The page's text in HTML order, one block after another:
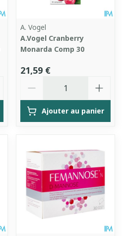
A. Vogel
A.Vogel Cranberry
Monarda Comp 30
21,59 €
Ajouter au panier